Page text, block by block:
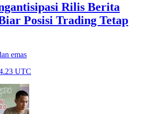
Rilis Berita
Posisi Trading Tetap
emas
UTC